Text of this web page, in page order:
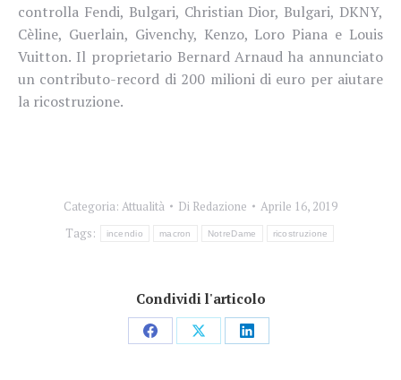
controlla Fendi, Bulgari, Christian Dior, Bulgari, DKNY,
Cèline, Guerlain, Givenchy, Kenzo, Loro Piana e Louis
Vuitton. Il proprietario Bernard Arnaud ha annunciato
un contributo-record di 200 milioni di euro per aiutare
la ricostruzione.
Categoria: Attualità Di Redazione
Aprile 16, 2019
Tags:
incendio macron NotreDame ricostruzione
Condividi l'articolo
CondividiCondividiCondividi